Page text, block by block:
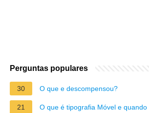
Perguntas populares
30 O que e descompensou?
21 O que é tipografia Móvel e quando